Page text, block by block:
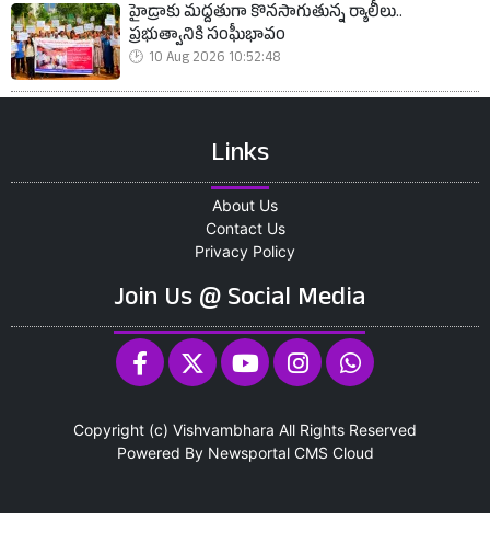
హైడ్రాకు మద్దతుగా కొనసాగుతున్న ర్యాలీలు..
ప్రభుత్వానికి సంఘీభావం
10 Aug 2026 10:52:48
Links
About Us
Contact Us
Privacy Policy
Join Us @ Social Media
Copyright (c) Vishvambhara All Rights Reserved
Powered By Newsportal CMS Cloud